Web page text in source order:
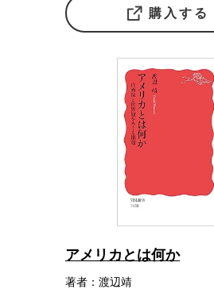
購入する
アメリカとは何か
著者：渡辺靖